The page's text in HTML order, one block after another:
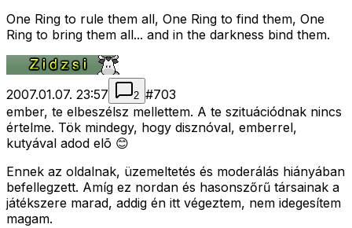
One Ring to rule them all, One Ring to find them, One
Ring to bring them all... and in the darkness bind them.
2007.01.07. 23:57 2 #703
ember, te elbeszélsz mellettem. A te szituációdnak nincs
értelme. Tök mindegy, hogy disznóval, emberrel,
kutyával adod elõ 😊
Ennek az oldalnak, üzemeltetés és moderálás hiányában
befellegzett. Amíg ez nordan és hasonszőrű társainak a
játékszere marad, addig én itt végeztem, nem idegesítem
magam.